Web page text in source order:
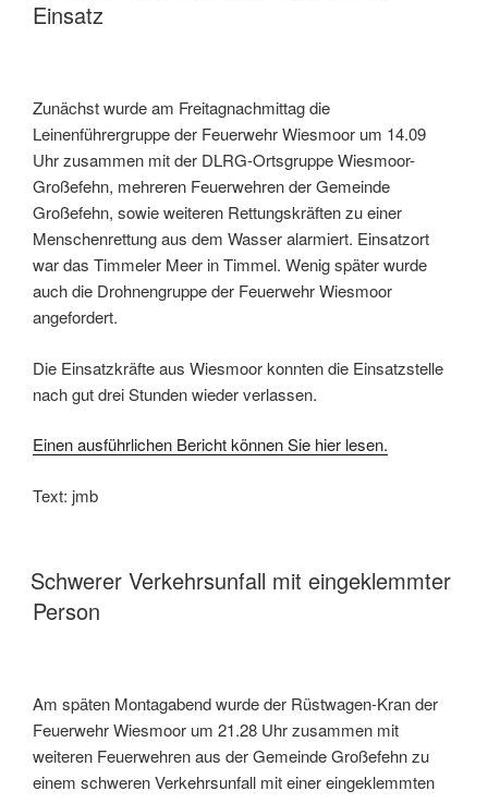
Einsatz
Zunächst wurde am Freitagnachmittag die
Leinenführergruppe der Feuerwehr Wiesmoor um 14.09
Uhr zusammen mit der DLRG-Ortsgruppe Wiesmoor-
Großefehn, mehreren Feuerwehren der Gemeinde
Großefehn, sowie weiteren Rettungskräften zu einer
Menschenrettung aus dem Wasser alarmiert. Einsatzort
war das Timmeler Meer in Timmel. Wenig später wurde
auch die Drohnengruppe der Feuerwehr Wiesmoor
angefordert.
Die Einsatzkräfte aus Wiesmoor konnten die Einsatzstelle
nach gut drei Stunden wieder verlassen.
Einen ausführlichen Bericht können Sie hier lesen.
Text: jmb
Schwerer Verkehrsunfall mit eingeklemmter
Person
Am späten Montagabend wurde der Rüstwagen-Kran der
Feuerwehr Wiesmoor um 21.28 Uhr zusammen mit
weiteren Feuerwehren aus der Gemeinde Großefehn zu
einem schweren Verkehrsunfall mit einer eingeklemmten